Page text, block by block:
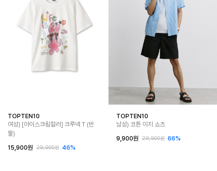
TOPTEN10
여성) [아이스크림컬러] 크루넥 T (반
팔)
15,900원
29,900원 46%
TOPTEN10
남성) 코튼 이지 쇼츠
9,900원
29,900원 66%